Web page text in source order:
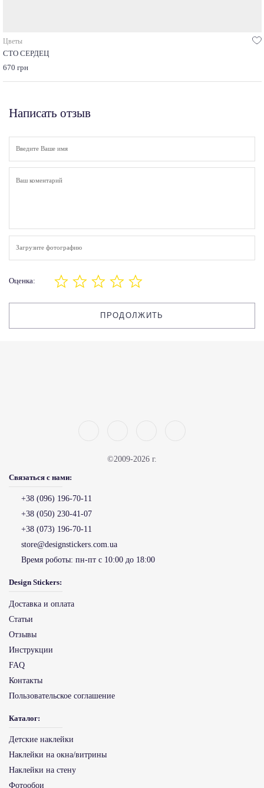
Цветы
СТО СЕРДЕЦ
670 грн
Написать отзыв
Загрузите фотографию
Оценка:
ПРОДОЛЖИТЬ
©2009-2026 г.
Связаться с нами:
+38 (096) 196-70-11
+38 (050) 230-41-07
+38 (073) 196-70-11
store@designstickers.com.ua
Время роботы: пн-пт с 10:00 до 18:00
Design Stickers:
Доставка и оплата
Статьи
Отзывы
Инструкции
FAQ
Контакты
Пользовательское соглашение
Каталог:
Детские наклейки
Наклейки на окна/витрины
Наклейки на стену
Фотообои